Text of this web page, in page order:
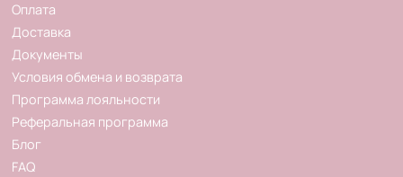
Оплата
Доставка
Документы
Условия обмена и возврата
Программа лояльности
Реферальная программа
Блог
FAQ